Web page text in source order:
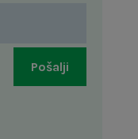
Pošalji